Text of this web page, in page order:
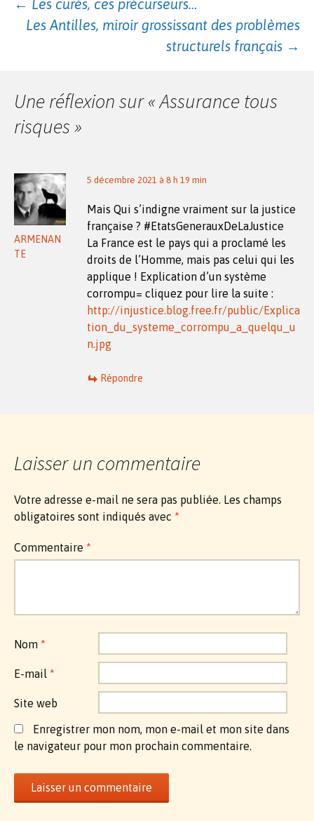
Navigation
articles
← Les curés, ces précurseurs…
Les Antilles, miroir grossissant des problèmes
structurels français →
Une réflexion sur «Assurance tous
risques»
ARMENAN
TE
5 décembre 2021 à 8 h 19 min
Mais Qui s’indigne vraiment sur la justice
française ? #EtatsGenerauxDeLaJustice
La France est le pays qui a proclamé les
droits de l’Homme, mais pas celui qui les
applique ! Explication d’un système
corrompu= cliquez pour lire la suite :
http://injustice.blog.free.fr/public/Explica
tion_du_systeme_corrompu_a_quelqu_u
n.jpg
Répondre
Laisser un commentaire
Votre adresse e-mail ne sera pas publiée. Les champs
obligatoires sont indiqués avec *
Commentaire *
Nom *
E-mail *
Site web
Enregistrer mon nom, mon e-mail et mon site dans
le navigateur pour mon prochain commentaire.